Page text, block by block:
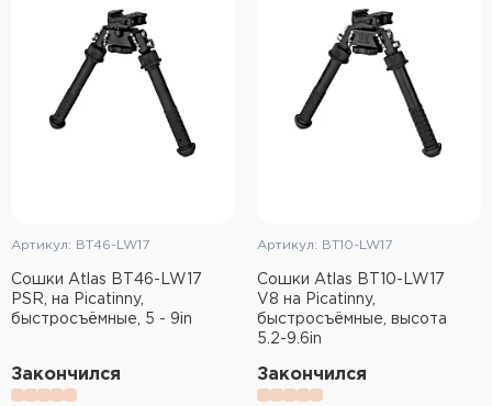
Ремни, патронташи и подсумки
Фонари и ЛЦУ
Туристическое снаряжение
Опоры и станки для оружия
Термосы, термосумки, бутылки
Артикул: BT46-LW17
Сошки Atlas BT46-LW17
PSR, на Picatinny,
быстросъёмные, 5 - 9in
Закончился
Артикул: BT10-LW17
Сошки Atlas BT10-LW17
V8 на Picatinny,
быстросъёмные, высота
5.2-9.6in
Закончился